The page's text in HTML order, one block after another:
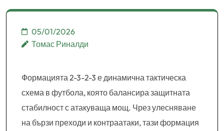
05/01/2026
Томас Риналди
Формацията 2-3-2-3 е динамична тактическа
схема в футбола, която балансира защитната
стабилност с атакуваща мощ. Чрез улесняване
на бързи преходи и контраатаки, тази формация